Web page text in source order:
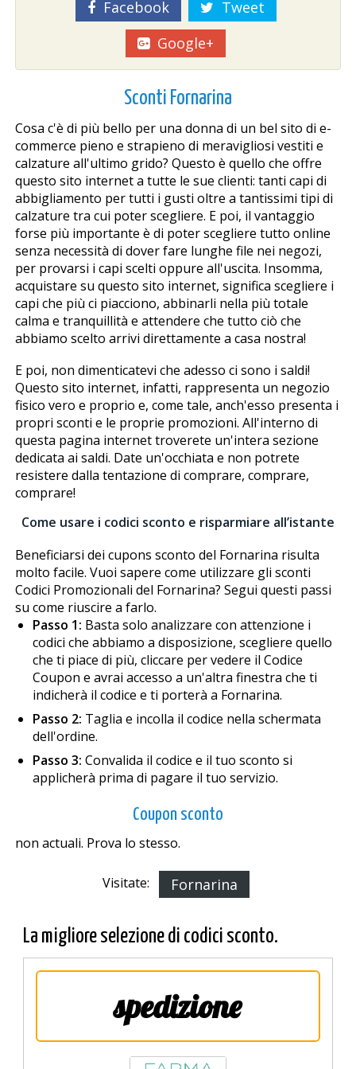
Facebook
Tweet
Google+
Sconti Fornarina
Cosa c'è di più bello per una donna di un bel sito di e-
commerce pieno e strapieno di meravigliosi vestiti e
calzature all'ultimo grido? Questo è quello che offre
questo sito internet a tutte le sue clienti: tanti capi di
abbigliamento per tutti i gusti oltre a tantissimi tipi di
calzature tra cui poter scegliere. E poi, il vantaggio
forse più importante è di poter scegliere tutto online
senza necessità di dover fare lunghe file nei negozi,
per provarsi i capi scelti oppure all'uscita. Insomma,
acquistare su questo sito internet, significa scegliere i
capi che più ci piacciono, abbinarli nella più totale
calma e tranquillità e attendere che tutto ciò che
abbiamo scelto arrivi direttamente a casa nostra!
E poi, non dimenticatevi che adesso ci sono i saldi!
Questo sito internet, infatti, rappresenta un negozio
fisico vero e proprio e, come tale, anch'esso presenta i
propri sconti e le proprie promozioni. All'interno di
questa pagina internet troverete un'intera sezione
dedicata ai saldi. Date un'occhiata e non potrete
resistere dalla tentazione di comprare, comprare,
comprare!
Come usare i codici sconto e risparmiare all’istante
Beneficiarsi dei cupons sconto del Fornarina risulta
molto facile. Vuoi sapere come utilizzare gli sconti
Codici Promozionali del Fornarina? Segui questi passi
su come riuscire a farlo.
Passo 1: Basta solo analizzare con attenzione i
codici che abbiamo a disposizione, scegliere quello
che ti piace di più, cliccare per vedere il Codice
Coupon e avrai accesso a un'altra finestra che ti
indicherà il codice e ti porterà a Fornarina.
Passo 2: Taglia e incolla il codice nella schermata
dell'ordine.
Passo 3: Convalida il codice e il tuo sconto si
applicherà prima di pagare il tuo servizio.
Coupon sconto
non actuali. Prova lo stesso.
Visitate: Fornarina
La migliore selezione di codici sconto.
spedizione